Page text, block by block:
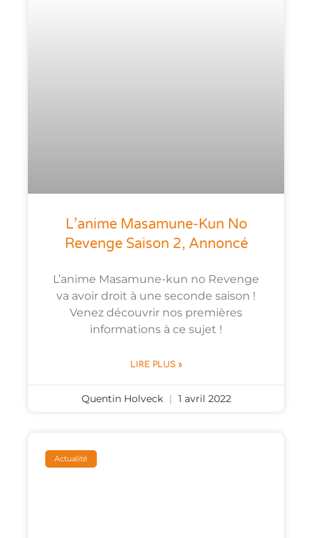
L’anime Masamune-Kun No
Revenge Saison 2, Annoncé
L’anime Masamune-kun no Revenge
va avoir droit à une seconde saison !
Venez découvrir nos premières
informations à ce sujet !
LIRE PLUS »
Quentin Holveck 1 avril 2022
Actualité